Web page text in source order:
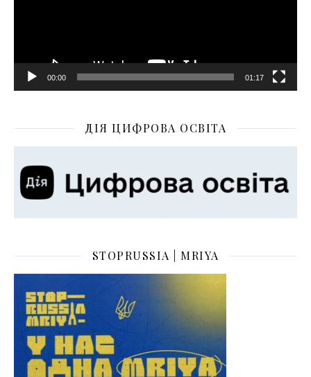
00:00 01:17
ДІЯ ЦИФРОВА ОСВІТА
STOPRUSSIA | MRIYA